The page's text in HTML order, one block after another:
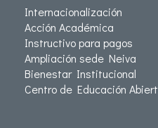
Internacionalización
Acción Académica
Instructivo para pagos
Ampliación sede Neiva
Bienestar Institucional
Centro de Educación